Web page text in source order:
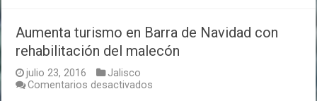
Aumenta turismo en Barra de Navidad con
rehabilitación del malecón
julio 23, 2016
Jalisco
Comentarios desactivados